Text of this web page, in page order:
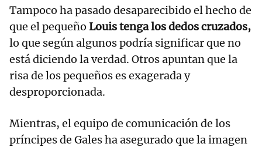
Tampoco ha pasado desaparecibido el hecho de
que el pequeño Louis tenga los dedos cruzados,
lo que según algunos podría significar que no
está diciendo la verdad. Otros apuntan que la
risa de los pequeños es exagerada y
desproporcionada.
Mientras, el equipo de comunicación de los
príncipes de Gales ha asegurado que la imagen